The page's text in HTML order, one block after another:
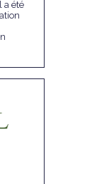
a été